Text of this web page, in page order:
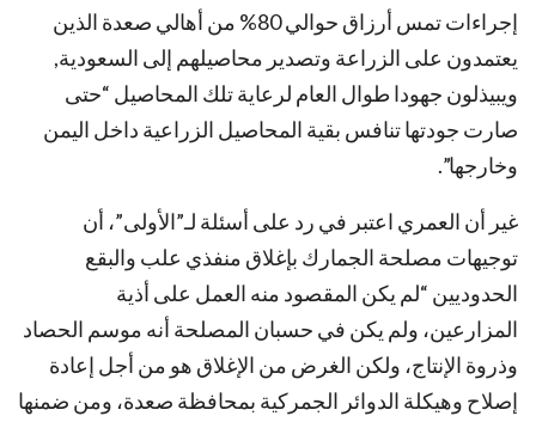
إجراءات تمس أرزاق حوالي 80% من أهالي صعدة الذين
يعتمدون على الزراعة وتصدير محاصيلهم إلى السعودية,
ويبيذلون جهودا طوال العام لرعاية تلك المحاصيل “حتى
صارت جودتها تنافس بقية المحاصيل الزراعية داخل اليمن
وخارجها”.
غير أن العمري اعتبر في رد على أسئلة لـ”الأولى”، أن
توجيهات مصلحة الجمارك بإغلاق منفذي علب والبقع
الحدوديين “لم يكن المقصود منه العمل على أذية
المزارعين، ولم يكن في حسبان المصلحة أنه موسم الحصاد
وذروة الإنتاج، ولكن الغرض من الإغلاق هو من أجل إعادة
إصلاح وهيكلة الدوائر الجمركية بمحافظة صعدة، ومن ضمنها